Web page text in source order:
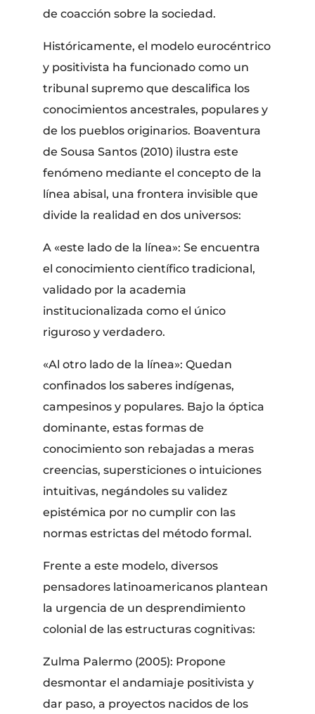
de coacción sobre la sociedad.
Históricamente, el modelo eurocéntrico
y positivista ha funcionado como un
tribunal supremo que descalifica los
conocimientos ancestrales, populares y
de los pueblos originarios. Boaventura
de Sousa Santos (2010) ilustra este
fenómeno mediante el concepto de la
línea abisal, una frontera invisible que
divide la realidad en dos universos:
A «este lado de la línea»: Se encuentra
el conocimiento científico tradicional,
validado por la academia
institucionalizada como el único
riguroso y verdadero.
«Al otro lado de la línea»: Quedan
confinados los saberes indígenas,
campesinos y populares. Bajo la óptica
dominante, estas formas de
conocimiento son rebajadas a meras
creencias, supersticiones o intuiciones
intuitivas, negándoles su validez
epistémica por no cumplir con las
normas estrictas del método formal.
Frente a este modelo, diversos
pensadores latinoamericanos plantean
la urgencia de un desprendimiento
colonial de las estructuras cognitivas:
Zulma Palermo (2005): Propone
desmontar el andamiaje positivista y
dar paso, a proyectos nacidos de los